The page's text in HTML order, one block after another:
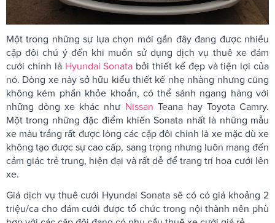
Một trong những sự lựa chọn mới gần đây đang được nhiều
cặp đôi chú ý đến khi muốn sử dụng dịch vụ thuê xe đám
cưới chính là Hyundai Sonata bởi thiết kế đẹp và tiện lợi của
nó. Dòng xe này sở hữu kiểu thiết kế nhẹ nhàng nhưng cũng
không kém phần khỏe khoắn, có thể sánh ngang hàng với
những dòng xe khác như Nissan Teana hay Toyota Camry.
Một trong những đặc điểm khiến Sonata nhất là những mẫu
xe màu trắng rất được lòng các cặp đôi chính là xe mặc dù xe
không tạo được sự cao cấp, sang trọng nhưng luôn mang đến
cảm giác trẻ trung, hiện đại và rất dễ để trang trí hoa cưới lên
xe.
Giá dịch vụ thuê cưới Hyundai Sonata sẽ có có giá khoảng 2
triệu/ca cho đám cưới được tổ chức trong nội thành nên phù